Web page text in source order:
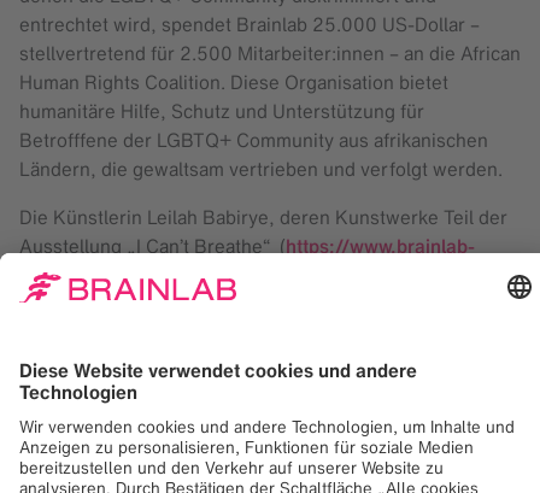
entrechtet wird, spendet Brainlab 25.000 US-Dollar –
stellvertretend für 2.500 Mitarbeiter:innen – an die African
Human Rights Coalition. Diese Organisation bietet
humanitäre Hilfe, Schutz und Unterstützung für
Betrofffene der LGBTQ+ Community aus afrikanischen
Ländern, die gewaltsam vertrieben und verfolgt werden.
Die Künstlerin Leilah Babirye, deren Kunstwerke Teil der
Ausstellung „I Can’t Breathe“ (https://www.brainlab-
culture-program.com/ausstellungen/i-cant-breathe
in der Brainlab Unternehmenszentrale sind, wurde von
Organisation half ihr in die US auszuwandern, nachdem
sie in ihrem Heimatland Uganda von den Medien geoutet
worden war. Die Künstlerin verwandelt alltägliche
Materialien in Kunstwerke, die Fragen zu Identität,
Sexualität und Menschenrechten aufgreifen.